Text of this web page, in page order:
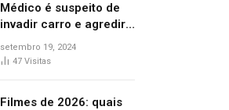
Médico é suspeito de
invadir carro e agredir
delegado aposentado
durante confusão no
setembro 19, 2024
47 Visitas
Filmes de 2026: quais